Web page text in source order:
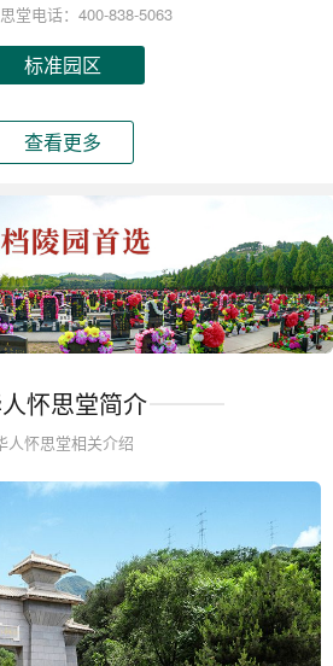
堂电话：400-838-5063
标准园区
查看更多
怀思堂简介
人怀思堂相关介绍